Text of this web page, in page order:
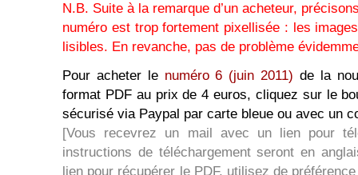
N.B. Suite à la remarque d’un acheteur,
numéro est trop fortement pixellisée : les
lisibles. En revanche, pas de problème
Pour acheter le numéro 6 (juin 2011) de la
format PDF au prix de 4 euros, cliquez sur le
sécurisé via Paypal par carte bleue ou avec un
[Vous recevrez un mail avec un lien pour
instructions de téléchargement seront en
lien pour récupérer le PDF, utilisez de